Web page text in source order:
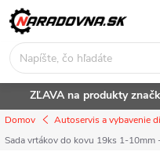
Prejsť
na
obsah
ZĽAVA na produkty
Domov Autoservis a vybavenie
Sada vrtákov do kovu 19ks 1-10mm